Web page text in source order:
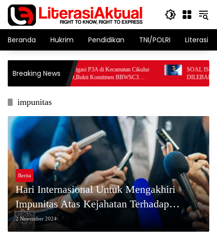
Langsung
konten
Beranda Hukrim Pendidikan TNI/POLRI Literasi
Breaking News
24 Titik Jaringan Irigasi P3A di Kecamatan Cikulur
Resmi Jalani PHO,Bukti Komitmen BBWSC3
Tingkatkan Infrastruktur Pertanian
SOAL ISU
DILEBAK-
PENGAWAL
impunitas
Berita
Hari Internasional Untuk Mengakhiri
Impunitas Atas Kejahatan Terhadap
Jurnalis
2 November 2024